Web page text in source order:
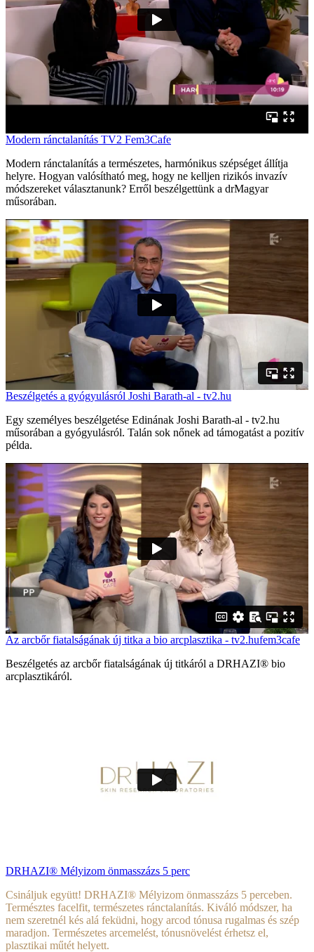
Modern ránctalanítás TV2 Fem3Cafe
Modern ránctalanítás a természetes, harmónikus szépséget állítja
helyre. Hogyan valósítható meg, hogy ne kelljen rizikós invazív
módszereket választanunk? Erről beszélgettünk a drMagyar
műsorában.
Beszélgetés a gyógyulásról Joshi Barath-al - tv2.hu
Egy személyes beszélgetése Edinának Joshi Barath-al - tv2.hu
műsorában a gyógyulásról. Talán sok nőnek ad támogatást a pozitív
példa.
Az arcbőr fiatalságának új titka a bio arcplasztika - tv2.hufem3cafe
Beszélgetés az arcbőr fiatalságának új titkáról a DRHAZI® bio
arcplasztikáról.
DRHAZI® Mélyizom önmasszázs 5 perc
Csináljuk együtt! DRHAZI® Mélyizom önmasszázs 5 perceben.
Természtes facelfit, természetes ránctalanítás. Kiváló módszer, ha
nem szeretnél kés alá feküdni, hogy arcod tónusa rugalmas és szép
maradjon. Természetes arcemelést, tónusnövelést érhetsz el,
plasztikai műtét helyett.